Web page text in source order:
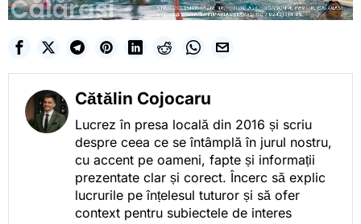
Cătălin Cojocaru
Lucrez în presa locală din 2016 și scriu
despre ceea ce se întâmplă în jurul nostru,
cu accent pe oameni, fapte și informații
prezentate clar și corect. Încerc să explic
lucrurile pe înțelesul tuturor și să ofer
context pentru subiectele de interes